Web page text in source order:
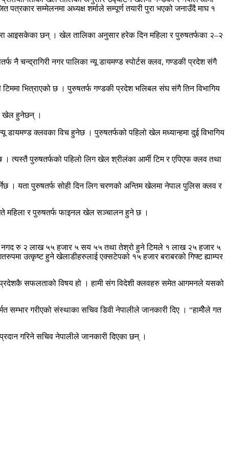
सम्मेलनमा अध्यक्ष शर्माले सम्पूर्ण तयारी पुरा भएको जनाउँदै माघ १
आइसकेका छन् । खेल तालिका अनुसार हरेक दिन महिला र पुरुषतर्फका २–२
नै चन्द्रागिरी नगर पालिका न्यू डायमण्ड स्पोर्टस क्लव, गण्डकी प्रदेश संगै
भित्राएको छ । पुरुषतर्फ गण्डकी प्रदेश भलिबल संघ संगै तिन विभागिय
खेल हुनेछन् ।
डायमण्ड क्लवका विच हुनेछ । पुरुषतर्फको पहिलो खेल मध्यान्हमा दुई विभागिय
। त्यस्तै पुरुषतर्फको पहिलो लिग खेल श्रीलंका आर्मी टिम र एपिएफ क्लव तथा
। यता पुरुषतर्फ सोही दिन लिग चरणको अन्तिम खेलमा नेपाल पुलिस क्लव र
महिला र पुरुषतर्फ फाइनल खेल सञ्चालन हुने छ ।
नगद रु २ लाख ५५ हजार ५ सय ५५ तथा तेश्रो हुने टिमले १ लाख २५ हजार ५
उत्कृष्ट हुने खेलाडीहरुलाई एक्सटेपको १५ हजार बराबरको गिफ्ट ह्याम्पर
प्रदेशकै सफलताको विषय हो । हामी संग विदेशी क्लवहरु समेत आगमनले यसको
सम्भार गरीएको संस्थाका सचिव डिवी नेपालीले जानकारी दिए । “हामीेले गत
गरिने सचिव नेपालीले जानकारी दिएका छन् ।